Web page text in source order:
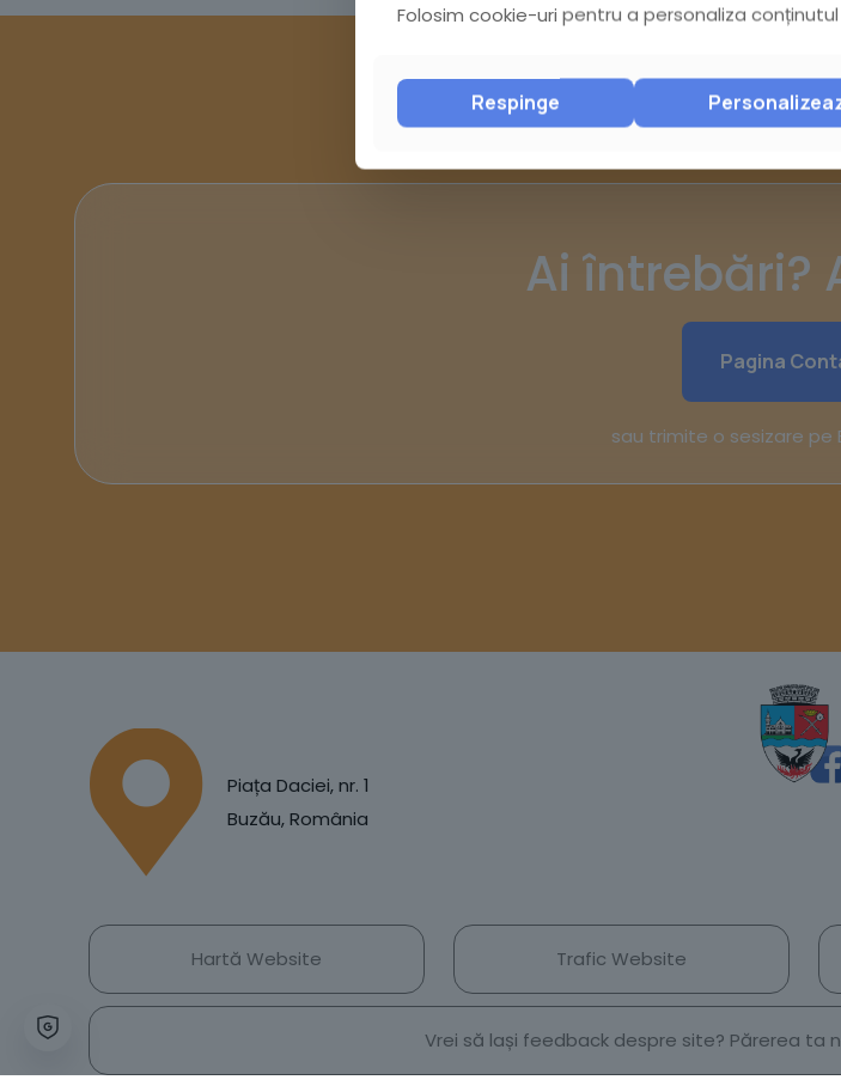
Ai întrebări?
Pagina
sau trimite o sesizare pe
Piața Daciei, nr. 1
Buzău, România
Hartă Website Trafic Website
Vrei să lași feedback despre site? Părerea
Folosim cookie-uri pentru a personaliza
Respinge